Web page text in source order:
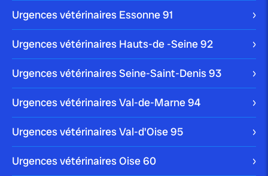
dans son quotidien. La tique en est […]
Blog
Urgences vétérinaires Essonne91
Urgences vétérinaires Hauts-de -Seine92
Urgences vétérinaires Seine-Saint-Denis93
Urgences vétérinaires Val-de-Marne94
Urgences vétérinaires Val-d'Oise95
Urgences vétérinaires Oise60